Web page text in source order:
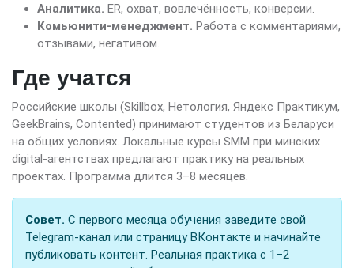
Аналитика. ER, охват, вовлечённость, конверсии.
Комьюнити-менеджмент. Работа с комментариями,
отзывами, негативом.
Где учатся
Российские школы (Skillbox, Нетология, Яндекс Практикум,
GeekBrains, Contented) принимают студентов из Беларуси
на общих условиях. Локальные курсы SMM при минских
digital-агентствах предлагают практику на реальных
проектах. Программа длится 3–8 месяцев.
Совет. С первого месяца обучения заведите свой
Telegram-канал или страницу ВКонтакте и начинайте
публиковать контент. Реальная практика с 1–2